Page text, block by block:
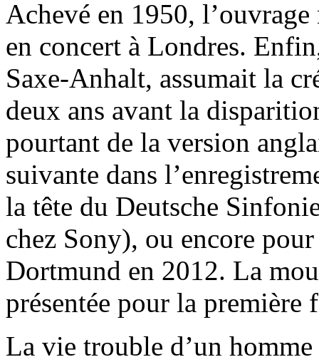
Achevé en 1950,
en concert à Londres.
Saxe-Anhalt, assumait la
deux ans avant la
pourtant de la version
suivante dans
la tête du Deutsche
chez Sony), ou encore
Dortmund en 2012. La
présentée pour la première
La vie trouble d’un